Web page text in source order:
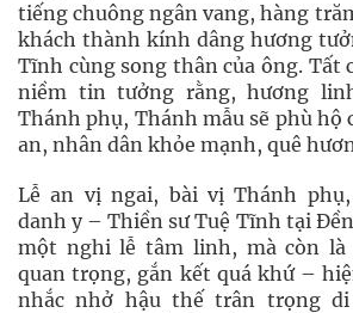
tiếng chuông ngân vang, hàng
khách thành kính dâng hương
Tĩnh cùng song thân của ông. Tất
niềm tin tưởng rằng, hương
Thánh phụ, Thánh mẫu sẽ phù hộ
an, nhân dân khỏe mạnh, quê
Lễ an vị ngai, bài vị Thánh
danh y – Thiền sư Tuệ Tĩnh tại
một nghi lễ tâm linh, mà còn là
quan trọng, gắn kết quá khứ –
nhắc nhở hậu thế trân trọng